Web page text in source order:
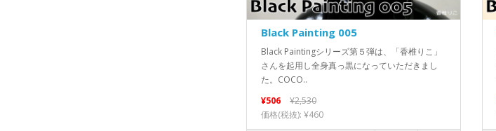
Black Painting 005
Black Paintingシリーズ第５弾は、「香椎りこ」
さんを起用し全身真っ黒になっていただきまし
た。COCO..
¥506
¥2,530
価格(税抜): ¥460